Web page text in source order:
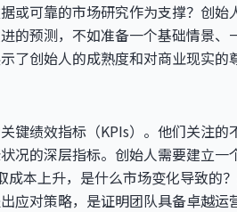
或可靠的市场研究作为支撑？创始
预测，不如准备一个基础情景、
了创始人的成熟度和对商业现实的
键绩效指标（KPIs）。他们关注的
况的深层指标。创始人需要建立一
本上升，是什么市场变化导致的
应对策略，是证明团队具备卓越运